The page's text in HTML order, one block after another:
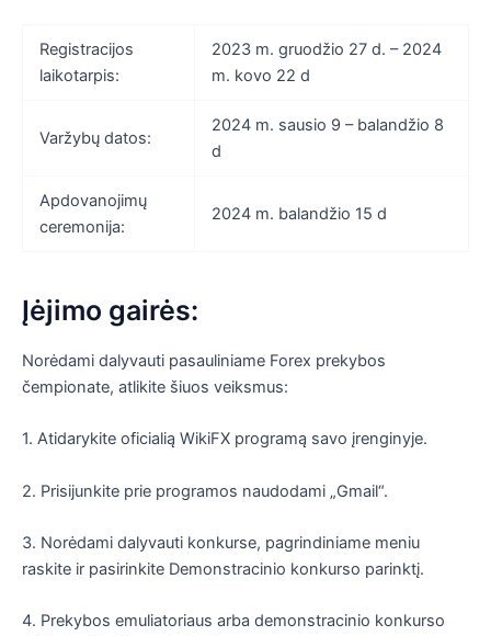
Registracijos
laikotarpis:
2023 m. gruodžio 27 d. – 2024
m. kovo 22 d
Varžybų datos:
2024 m. sausio 9 – balandžio 8
d
Apdovanojimų
ceremonija:
2024 m. balandžio 15 d
Įėjimo gairės:
Norėdami dalyvauti pasauliniame Forex prekybos
čempionate, atlikite šiuos veiksmus:
1. Atidarykite oficialią WikiFX programą savo įrenginyje.
2. Prisijunkite prie programos naudodami „Gmail“.
3. Norėdami dalyvauti konkurse, pagrindiniame meniu
raskite ir pasirinkite Demonstracinio konkurso parinktį.
4. Prekybos emuliatoriaus arba demonstracinio konkurso